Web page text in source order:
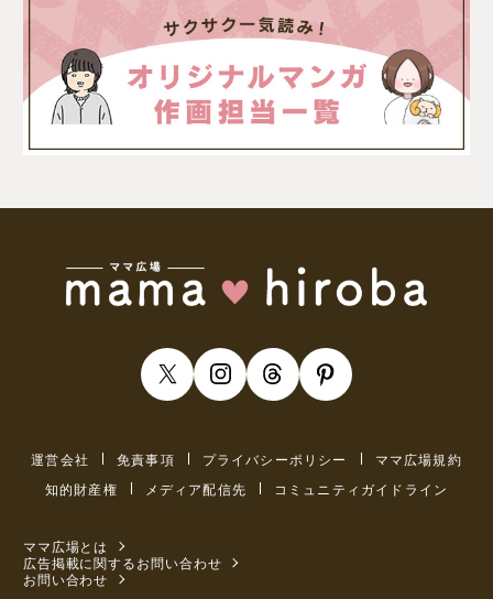
運営会社 免責事項 プライバシーポリシー
ママ広場規約
知的財産権
メディア配信先 コミュニティガイドライン
ママ広場とは
広告掲載に関するお問い合わせ
お問い合わせ